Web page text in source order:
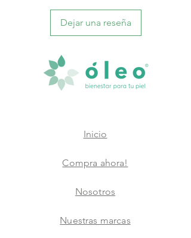
Dejar una reseña
Inicio
Compra ahora!
Nosotros
Nuestras marcas